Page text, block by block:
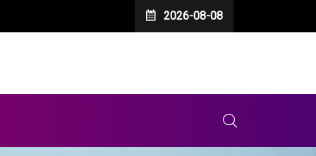
2026-08-08